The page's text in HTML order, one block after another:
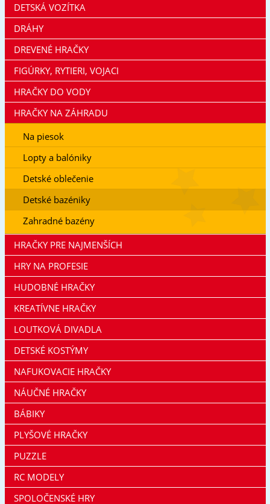
DETSKÁ VOZÍTKA
DRÁHY
DREVENÉ HRAČKY
FIGÚRKY, RYTIERI, VOJACI
HRAČKY DO VODY
HRAČKY NA ZÁHRADU
Na piesok
Lopty a balóniky
Detské oblečenie
Detské bazéniky
Zahradné bazény
HRAČKY PRE NAJMENŠÍCH
HRY NA PROFESIE
HUDOBNÉ HRAČKY
KREATÍVNE HRAČKY
LOUTKOVÁ DIVADLA
DETSKÉ KOSTÝMY
NAFUKOVACIE HRAČKY
NÁUČNÉ HRAČKY
BÁBIKY
PLYŠOVÉ HRAČKY
PUZZLE
RC MODELY
SPOLOČENSKÉ HRY